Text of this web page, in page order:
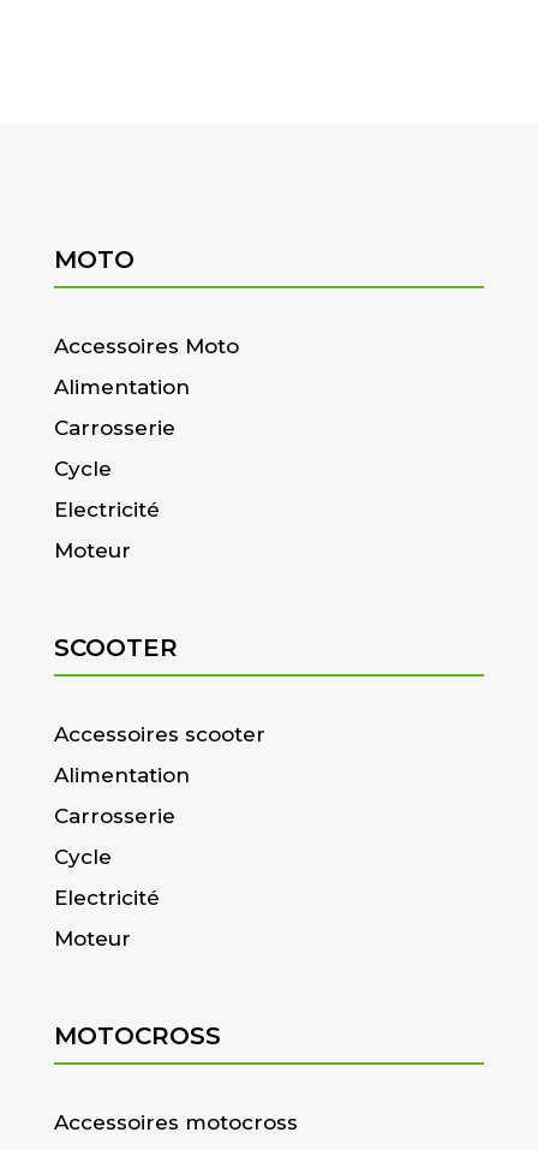
MOTO
Accessoires Moto
Alimentation
Carrosserie
Cycle
Electricité
Moteur
SCOOTER
Accessoires scooter
Alimentation
Carrosserie
Cycle
Electricité
Moteur
MOTOCROSS
Accessoires motocross